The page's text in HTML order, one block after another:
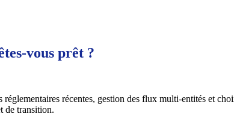
vous prêt ?
récentes, gestion des flux multi-entités et
de transition.